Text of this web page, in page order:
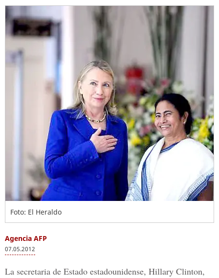
Foto: El Heraldo
Agencia AFP
07.05.2012
La secretaria de Estado estadounidense, Hillary Clinton,